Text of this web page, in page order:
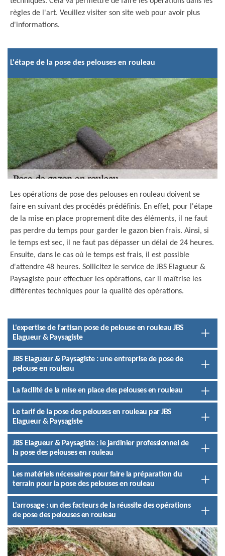
règles de l'art. Veuillez visiter son site web pour avoir plus
d'informations.
L'étape de la pose des pelouses en rouleau
Les opérations de pose des pelouses en rouleau doivent se
faire en suivant des procédés prédéfinis. En effet, pour l'étape
de la mise en place proprement dite des éléments, il ne faut
pas perdre du temps pour garder le gazon bien frais. Ainsi, si
le temps est sec, il ne faut pas dépasser un délai de 24 heures.
Ensuite, dans le cas où le temps est frais, il est possible
d'attendre 48 heures. Sollicitez le service de JBS Elagueur &
Paysagiste pour effectuer les opérations, car il maîtrise les
différentes techniques pour la qualité des opérations.
L'expertise de l’artisan pose de pelouse en rouleau JBS
Elagueur & Paysagiste
JBS Elagueur & Paysagiste : une entreprise de pose de
pelouse en rouleau
La facilité de la mise en place des pelouses en rouleau
Le tarif de la pose des pelouses en rouleau par JBS
Elagueur & Paysagiste
JBS Elagueur & Paysagiste : le jardinier professionnel de
la pose des pelouses en rouleau
Les matériels nécessaires pour faire la préparation du
terrain pour la pose des pelouses en rouleau
L'arrosage : un des facteurs de la réussite des opérations
de pose des pelouses en rouleau